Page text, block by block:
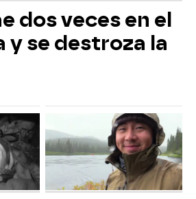
dos veces en el
y se destroza la